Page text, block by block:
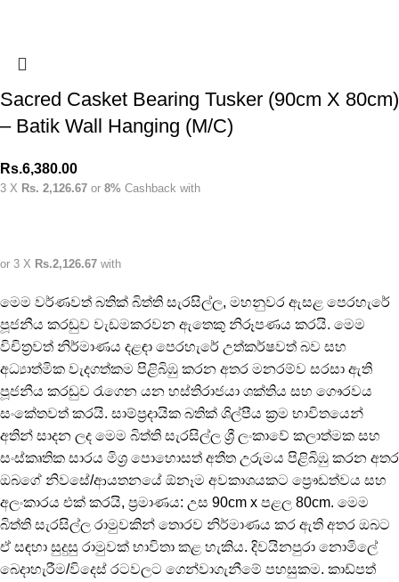
Sacred Casket Bearing Tusker (90cm X 80cm)
– Batik Wall Hanging (M/C)
Rs.6,380.00
3 X Rs. 2,126.67 or 8% Cashback with
or 3 X Rs.2,126.67 with
මෙම වර්ණවත් බතික් බිත්ති සැරසිල්ල, මහනුවර ඇසළ පෙරහැරේ
පූජනීය කරඬුව වැඩමකරවන ඇතෙකු නිරූපණය කරයි. මෙම
විචිත්‍රවත් නිර්මාණය දළඳා පෙරහැරේ උත්කර්ෂවත් බව සහ
අධ්‍යාත්මික වැදගත්කම පිළිබිඹු කරන අතර මනරම්ව සරසා ඇති
පූජනීය කරඬුව රැගෙන යන හස්තිරාජයා ශක්තිය සහ ගෞරවය
සංකේතවත් කරයි. සාම්ප්‍රදායික බතික් ශිල්පීය ක්‍රම භාවිතයෙන්
අතින් සාදන ලද මෙම බිත්ති සැරසිල්ල ශ්‍රී ලංකාවේ කලාත්මක සහ
සංස්කෘතික සාරය මිශ්‍ර පොහොසත් අතීත උරුමය පිළිබිඹු කරන අතර
ඔබගේ නිවසේ/ආයතනයේ ඕනෑම අවකාශයකට ප්‍රෞඩත්වය සහ
අලංකාරය එක් කරයි, ප්‍රමාණය: උස 90cm x පළල 80cm. මෙම
බිත්ති සැරසිල්ල රාමුවකින් තොරව නිර්මාණය කර ඇති අතර ඔබට
ඒ සඳහා සුදුසු රාමුවක් භාවිතා කළ හැකිය. දිවයිනපුරා නොමිලේ
බෙදාහැරීම/විදෙස් රටවලට ගෙන්වාගැනීමේ පහසුකම. කාඩ්පත්